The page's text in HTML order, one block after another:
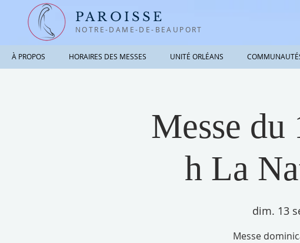
PAROISSE
NOTRE-DAME-DE-BEAUPORT
À PROPOS HORAIRES DES MESSES UNITÉ ORLÉANS
Messe du
h La
dim. 13
Messe